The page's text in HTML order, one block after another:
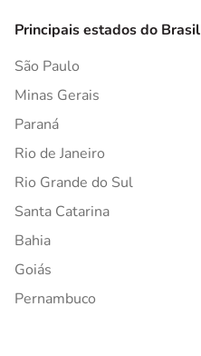
Principais estados do Brasil
São Paulo
Minas Gerais
Paraná
Rio de Janeiro
Rio Grande do Sul
Santa Catarina
Bahia
Goiás
Pernambuco